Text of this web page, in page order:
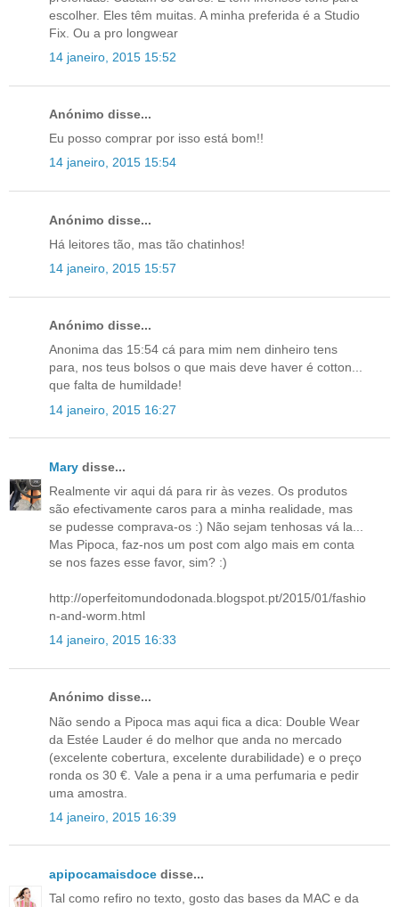
escolher. Eles têm muitas. A minha preferida é a Studio
Fix. Ou a pro longwear
14 janeiro, 2015 15:52
Anónimo disse...
Eu posso comprar por isso está bom!!
14 janeiro, 2015 15:54
Anónimo disse...
Há leitores tão, mas tão chatinhos!
14 janeiro, 2015 15:57
Anónimo disse...
Anonima das 15:54 cá para mim nem dinheiro tens
para, nos teus bolsos o que mais deve haver é cotton...
que falta de humildade!
14 janeiro, 2015 16:27
Mary disse...
Realmente vir aqui dá para rir às vezes. Os produtos
são efectivamente caros para a minha realidade, mas
se pudesse comprava-os :) Não sejam tenhosas vá la...
Mas Pipoca, faz-nos um post com algo mais em conta
se nos fazes esse favor, sim? :)
http://operfeitomundodonada.blogspot.pt/2015/01/fashio
n-and-worm.html
14 janeiro, 2015 16:33
Anónimo disse...
Não sendo a Pipoca mas aqui fica a dica: Double Wear
da Estée Lauder é do melhor que anda no mercado
(excelente cobertura, excelente durabilidade) e o preço
ronda os 30 €. Vale a pena ir a uma perfumaria e pedir
uma amostra.
14 janeiro, 2015 16:39
apipocamaisdoce disse...
Tal como refiro no texto, gosto das bases da MAC e da